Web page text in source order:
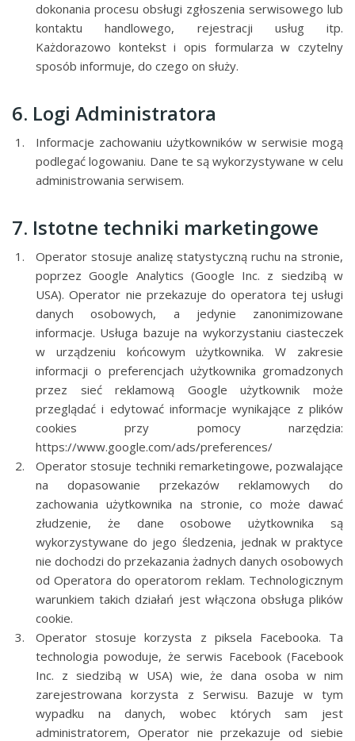
dokonania procesu obsługi zgłoszenia serwisowego lub
kontaktu handlowego, rejestracji usług itp.
Każdorazowo kontekst i opis formularza w czytelny
sposób informuje, do czego on służy.
6. Logi Administratora
Informacje zachowaniu użytkowników w serwisie mogą
podlegać logowaniu. Dane te są wykorzystywane w celu
administrowania serwisem.
7. Istotne techniki marketingowe
Operator stosuje analizę statystyczną ruchu na stronie,
poprzez Google Analytics (Google Inc. z siedzibą w
USA). Operator nie przekazuje do operatora tej usługi
danych osobowych, a jedynie zanonimizowane
informacje. Usługa bazuje na wykorzystaniu ciasteczek
w urządzeniu końcowym użytkownika. W zakresie
informacji o preferencjach użytkownika gromadzonych
przez sieć reklamową Google użytkownik może
przeglądać i edytować informacje wynikające z plików
cookies przy pomocy narzędzia:
https://www.google.com/ads/preferences/
Operator stosuje techniki remarketingowe, pozwalające
na dopasowanie przekazów reklamowych do
zachowania użytkownika na stronie, co może dawać
złudzenie, że dane osobowe użytkownika są
wykorzystywane do jego śledzenia, jednak w praktyce
nie dochodzi do przekazania żadnych danych osobowych
od Operatora do operatorom reklam. Technologicznym
warunkiem takich działań jest włączona obsługa plików
cookie.
Operator stosuje korzysta z piksela Facebooka. Ta
technologia powoduje, że serwis Facebook (Facebook
Inc. z siedzibą w USA) wie, że dana osoba w nim
zarejestrowana korzysta z Serwisu. Bazuje w tym
wypadku na danych, wobec których sam jest
administratorem, Operator nie przekazuje od siebie